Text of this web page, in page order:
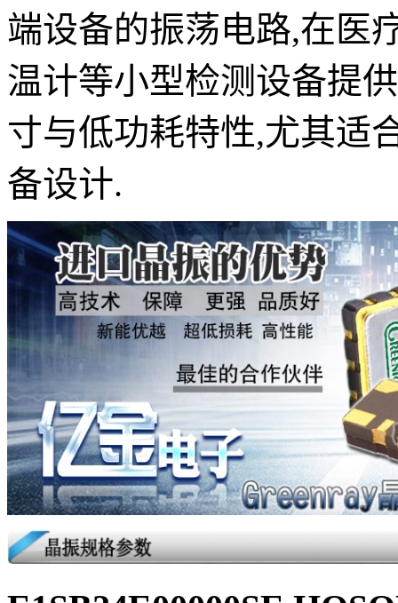
端设备的振荡电路,在医
温计等小型检测设备提
寸与低功耗特性,尤其适
备设计.